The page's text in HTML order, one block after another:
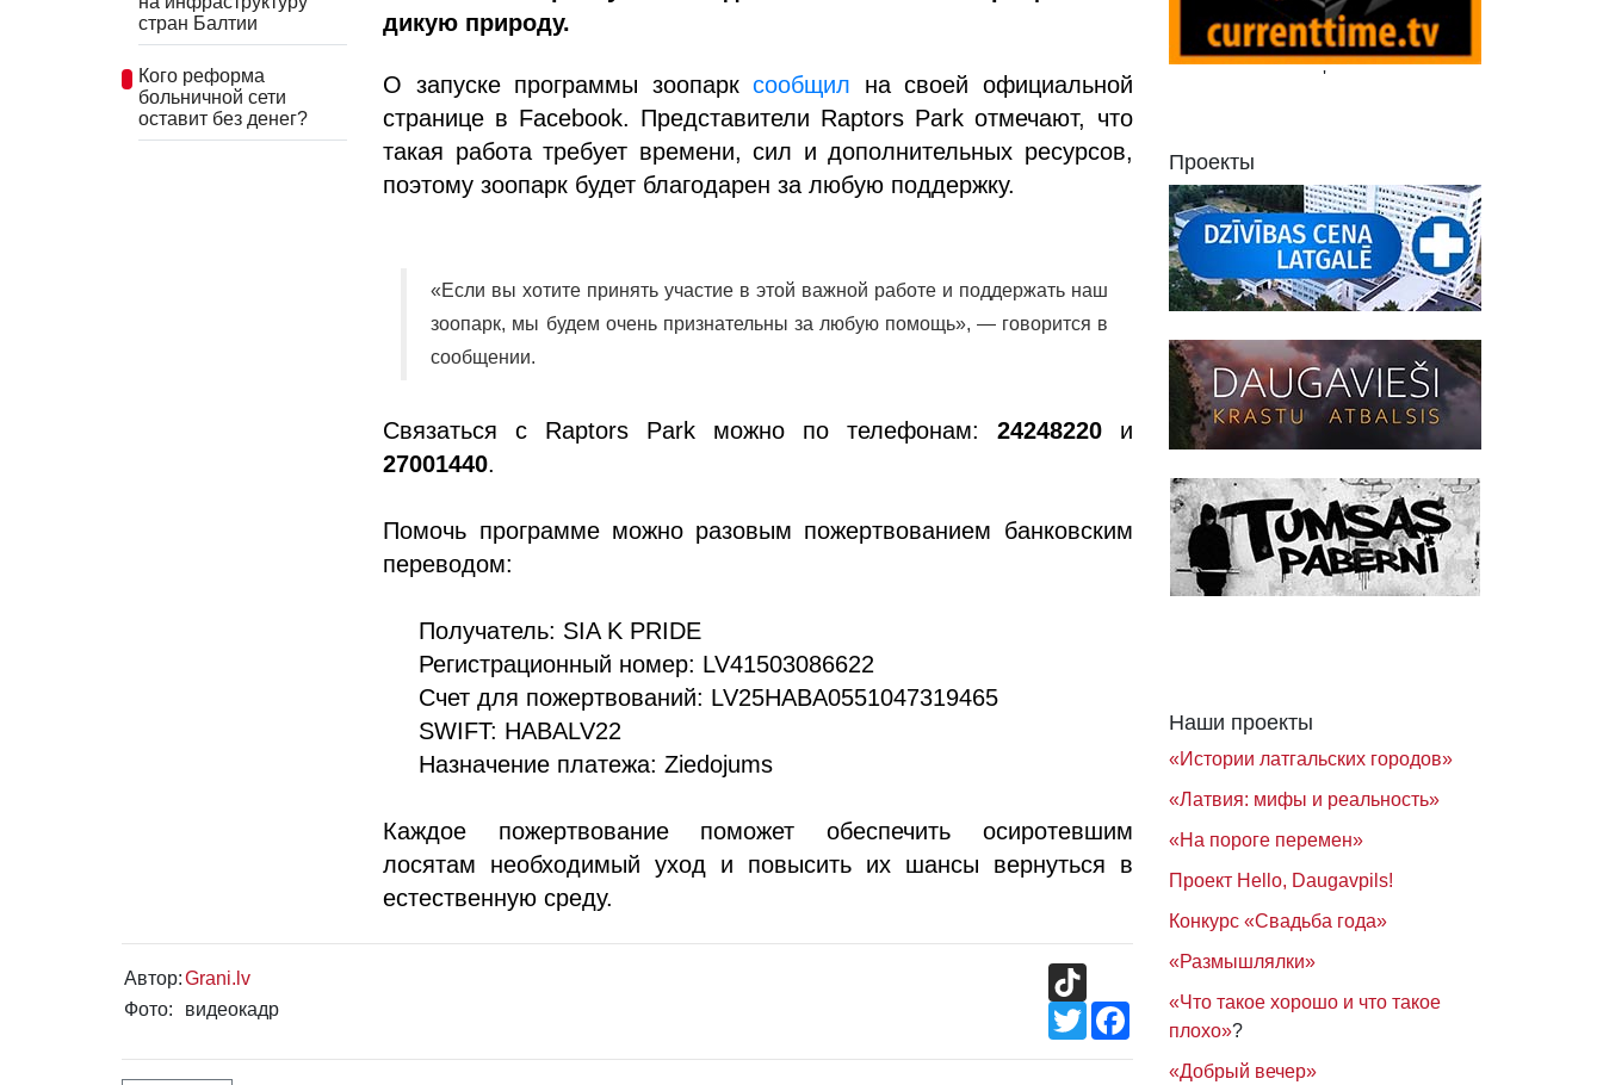
стран Балтии
Кого реформа
больничной сети
оставит без денег?
дикую природу.
О запуске программы зоопарксообщил на своей официальной
странице в Facebook. Представители Raptors Park отмечают, что
такая работа требует времени, сил и дополнительных ресурсов,
поэтому зоопарк будет благодарен за любую поддержку.
«Если вы хотите принять участие в этой важной работе и поддержать наш
зоопарк, мы будем очень признательны за любую помощь», — говорится в
сообщении.
Связаться с Raptors Park можно по телефонам: 24248220и
27001440.
Помочь программе можно разовым пожертвованием банковским
переводом:
Получатель: SIA K PRIDE
Регистрационный номер: LV41503086622
Счет для пожертвований: LV25HABA0551047319465
SWIFT: HABALV22
Назначение платежа: Ziedojums
Каждое пожертвование поможет обеспечить осиротевшим
лосятам необходимый уход и повысить их шансы вернуться в
естественную среду.
Автор:Grani.lv
Фото:
видеокадр
TikTok
TwitterFacebook
'
Проекты
Наши проекты
«Истории латгальских городов»
«Латвия: мифы и реальность»
«На пороге перемен»
Проект Hello, Daugavpils!
Конкурс «Свадьба года»
«Размышлялки»
«Что такое хорошо и что такое
плохо»?
«Добрый вечер»